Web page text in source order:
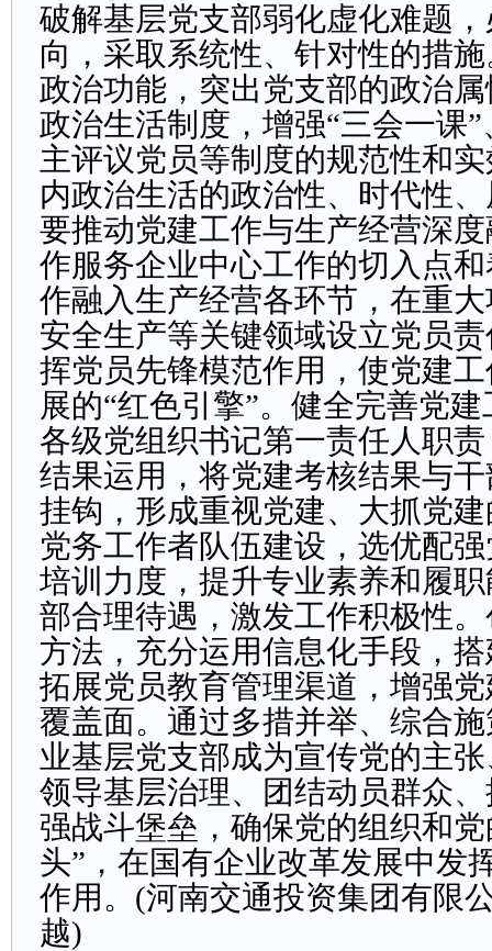
破解基层党支部弱化虚化难题
向，采取系统性、针对性的措
政治功能，突出党支部的政治
政治生活制度，增强“三会一课
主评议党员等制度的规范性和
内政治生活的政治性、时代性
要推动党建工作与生产经营深
作服务企业中心工作的切入点
作融入生产经营各环节，在重
安全生产等关键领域设立党员
挥党员先锋模范作用，使党建
展的“红色引擎”。健全完善党
各级党组织书记第一责任人职
结果运用，将党建考核结果与
挂钩，形成重视党建、大抓党
党务工作者队伍建设，选优配
培训力度，提升专业素养和履
部合理待遇，激发工作积极性
方法，充分运用信息化手段，
拓展党员教育管理渠道，增强
覆盖面。通过多措并举、综合
业基层党支部成为宣传党的主
领导基层治理、团结动员群众
强战斗堡垒，确保党的组织和
头”，在国有企业改革发展中发
作用。(河南交通投资集团有限
越)